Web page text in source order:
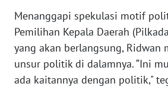
Menanggapi spekulasi motif
Pemilihan Kepala Daerah
yang akan berlangsung, Ridwan
unsur politik di dalamnya. “Ini
ada kaitannya dengan politik,"
WN
LAMPUNG
WN